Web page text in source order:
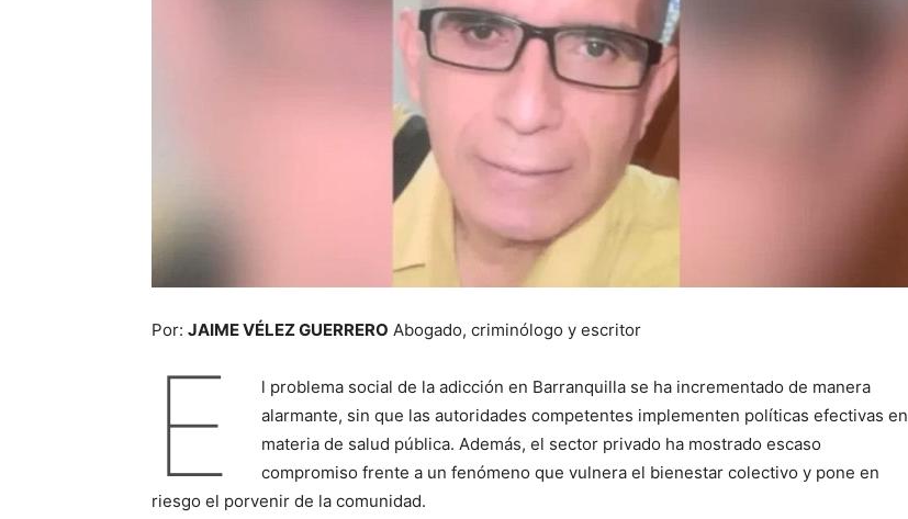
Por: JAIME VÉLEZ GUERRERO Abogado, criminólogo y escritor
E
l problema social de la adicción en Barranquilla se ha incrementado de manera
alarmante, sin que las autoridades competentes implementen políticas efectivas en
materia de salud pública. Además, el sector privado ha mostrado escaso
compromiso frente a un fenómeno que vulnera el bienestar colectivo y pone en
riesgo el porvenir de la comunidad.